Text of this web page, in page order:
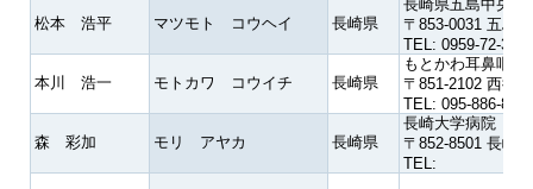
松本 浩平 マツモト コウヘイ 長崎県
長崎県五島中央病
〒853-0031 五島
TEL: 0959-72-3181
本川 浩一 モトカワ コウイチ 長崎県
もとかわ耳鼻咽喉
〒851-2102 西彼
TEL: 095-886-8133
森 彩加 モリ アヤカ 長崎県
長崎大学病院
〒852-8501 長崎
TEL: